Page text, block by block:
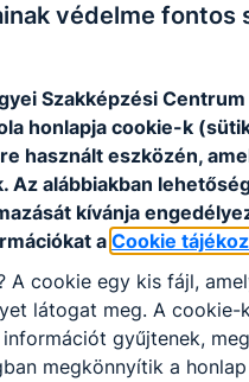
védelme fontos
Szakképzési
honlapja cookie-k
használt eszközén,
Az alábbiakban
kívánja
a Cookie
A cookie egy kis fájl,
látogat meg. A
gyűjtenek,
megkönnyítik a